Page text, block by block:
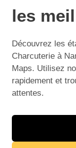
les
Découvrez les
Charcuterie à
Maps. Utilisez
rapidement et
attentes.